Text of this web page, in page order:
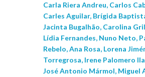
Carla Riera Andreu, Carlos
Carles Aguilar, Brígida
Jacinta Bugalhão, Carolina
Lídia Fernandes, Nuno Neto,
Rebelo, Ana Rosa, Lorena
Torregrosa, Irene Palomero
José Antonio Mármol, Miguel